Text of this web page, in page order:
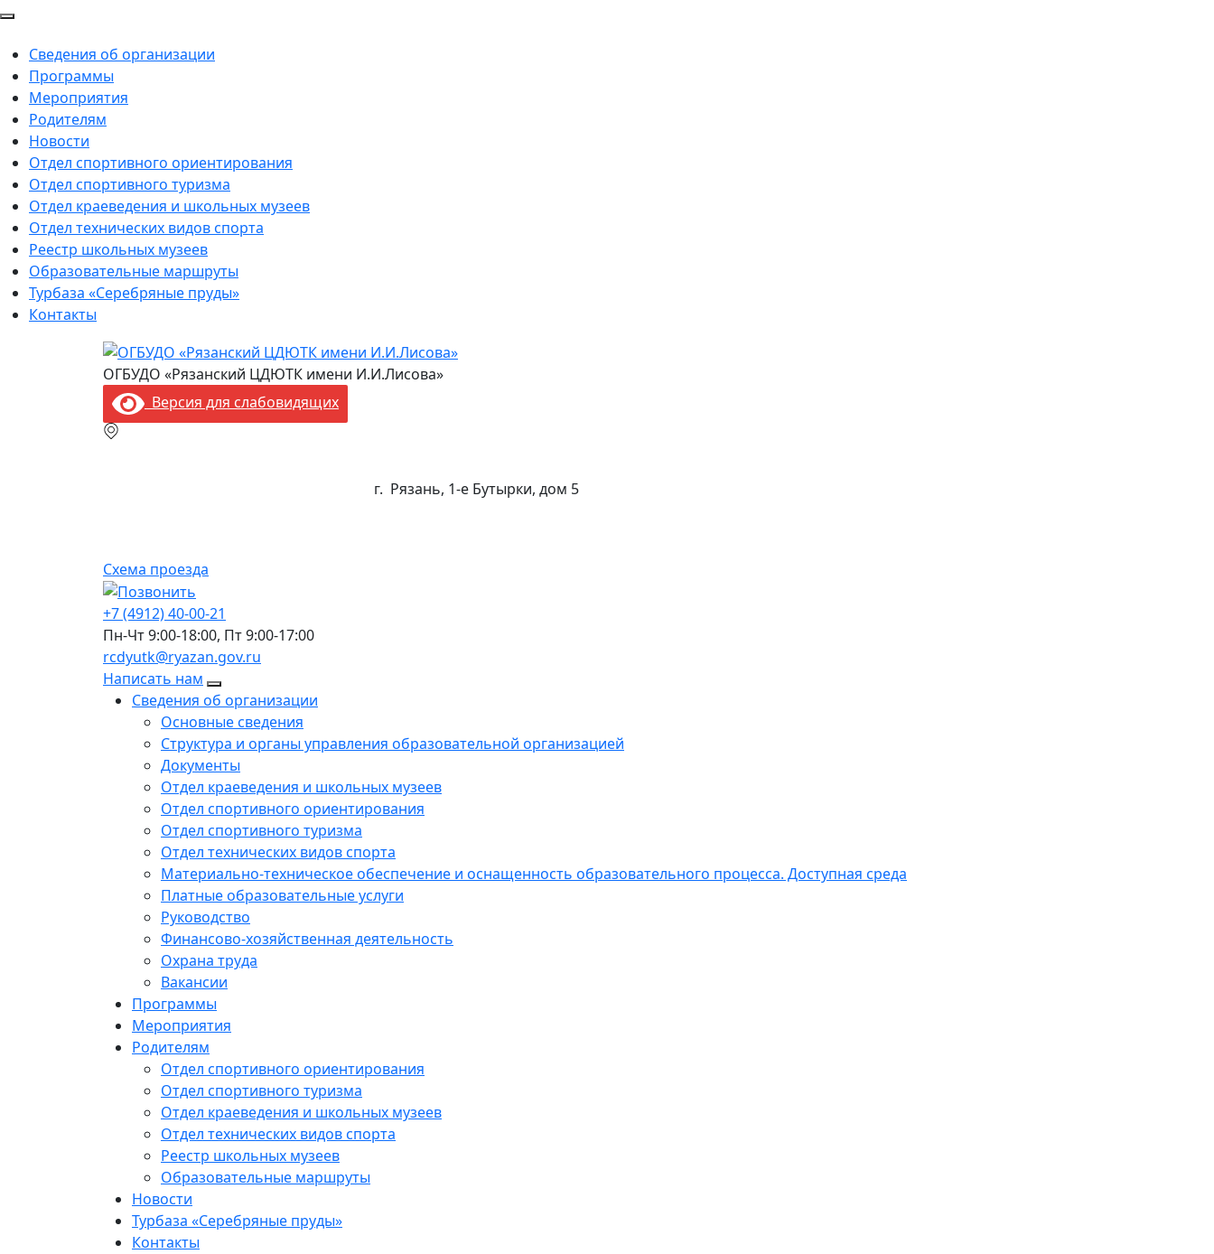
Сведения об организации
Программы
Мероприятия
Родителям
Новости
Отдел спортивного ориентирования
Отдел спортивного туризма
Отдел краеведения и школьных музеев
Отдел технических видов спорта
Реестр школьных музеев
Образовательные маршруты
Турбаза «Серебряные пруды»
Контакты
ОГБУДО «Рязанский ЦДЮТК имени И.И.Лисова»
Версия для слабовидящих
г. Рязань, 1-e Бутырки, дом 5
Схема проезда
+7 (4912) 40-00-21
Пн-Чт9:00-18:00, Пт9:00-17:00
rcdyutk@ryazan.gov.ru
Написать нам
Сведения об организации
Основные сведения
Структура и органы управления образовательной организацией
Документы
Отдел краеведения и школьных музеев
Отдел спортивного ориентирования
Отдел спортивного туризма
Отдел технических видов спорта
Материально-техническое обеспечение и оснащенность образовательного процесса. Доступная среда
Платные образовательные услуги
Руководство
Финансово-хозяйственная деятельность
Охрана труда
Вакансии
Программы
Мероприятия
Родителям
Отдел спортивного ориентирования
Отдел спортивного туризма
Отдел краеведения и школьных музеев
Отдел технических видов спорта
Реестр школьных музеев
Образовательные маршруты
Новости
Турбаза «Серебряные пруды»
Контакты